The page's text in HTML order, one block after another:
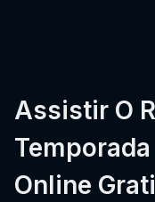
Assistir O
Online